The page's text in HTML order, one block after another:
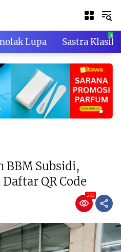
Lupa Sastra Klasik
BBM Subsidi,
QR Code
223